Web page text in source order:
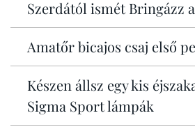
Szerdától ismét Bringázz
Amatőr bicajos csaj első
Készen állsz egy kis
Sigma Sport lámpák